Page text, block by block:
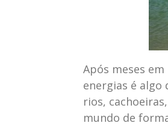
Após meses
energias é algo
rios,
mundo de